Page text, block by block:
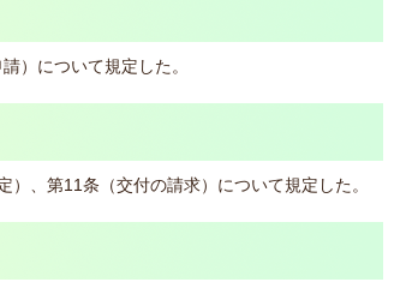
）について規定した。
、第11条（交付の請求）について規定した。